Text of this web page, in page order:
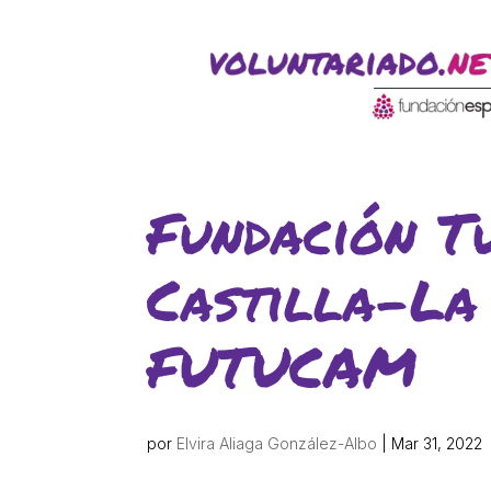
Fundación
Castilla-La
FUTUCAM
por Elvira Aliaga González-Albo Mar 31, 2022
ACTIVITATS D'ESTIU
CASES DE COLÒNIES
L'equip